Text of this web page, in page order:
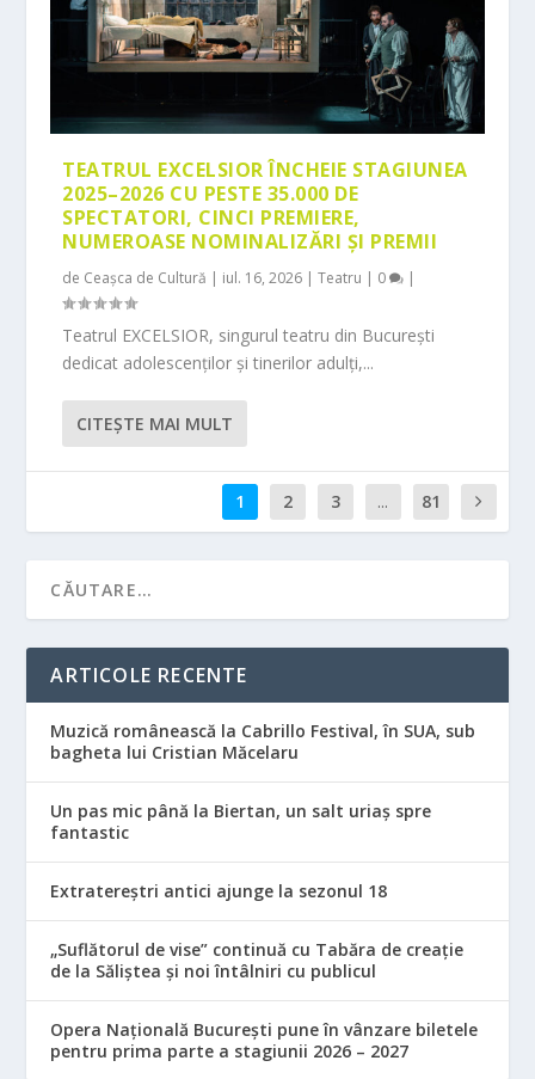
TEATRUL EXCELSIOR ÎNCHEIE STAGIUNEA
2025–2026 CU PESTE 35.000 DE
SPECTATORI, CINCI PREMIERE,
NUMEROASE NOMINALIZĂRI ȘI PREMII
de Ceașca de Cultură | iul. 16, 2026 |Teatru | 0 |
Teatrul EXCELSIOR, singurul teatru din București
dedicat adolescenților și tinerilor adulți,...
CITEŞTE MAI MULT
1 2 3 ... 81
ARTICOLE RECENTE
Muzică românească la Cabrillo Festival, în SUA, sub
bagheta lui Cristian Măcelaru
Un pas mic până la Biertan, un salt uriaș spre
fantastic
Extratereștri antici ajunge la sezonul 18
„Suflătorul de vise” continuă cu Tabăra de creație
de la Săliștea și noi întâlniri cu publicul
Opera Națională București pune în vânzare biletele
pentru prima parte a stagiunii 2026 – 2027